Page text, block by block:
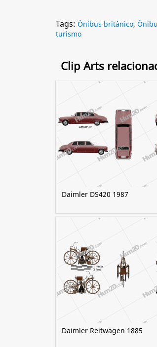
Tags: Ônibus britânico,
turismo
Clip Arts
Daimler DS420 1987
Daimler Reitwagen 1885